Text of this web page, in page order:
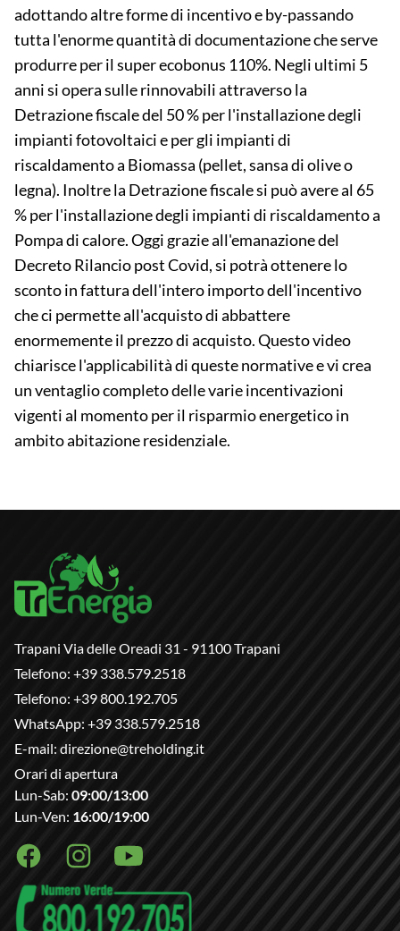
adottando altre forme di incentivo e by-passando
tutta l'enorme quantità di documentazione che serve
produrre per il super ecobonus 110%. Negli ultimi 5
anni si opera sulle rinnovabili attraverso la
Detrazione fiscale del 50 % per l'installazione degli
impianti fotovoltaici e per gli impianti di
riscaldamento a Biomassa (pellet, sansa di olive o
legna). Inoltre la Detrazione fiscale si può avere al 65
% per l'installazione degli impianti di riscaldamento a
Pompa di calore. Oggi grazie all'emanazione del
Decreto Rilancio post Covid, si potrà ottenere lo
sconto in fattura dell'intero importo dell'incentivo
che ci permette all'acquisto di abbattere
enormemente il prezzo di acquisto. Questo video
chiarisce l'applicabilità di queste normative e vi crea
un ventaglio completo delle varie incentivazioni
vigenti al momento per il risparmio energetico in
ambito abitazione residenziale.
Trapani Via delle Oreadi 31 - 91100 Trapani
Telefono: +39 338.579.2518
Telefono: +39 800.192.705
WhatsApp: +39 338.579.2518
E-mail: direzione@treholding.it
Orari di apertura
Lun-Sab: 09:00/13:00
Lun-Ven: 16:00/19:00
FacebookInstagramYoutube